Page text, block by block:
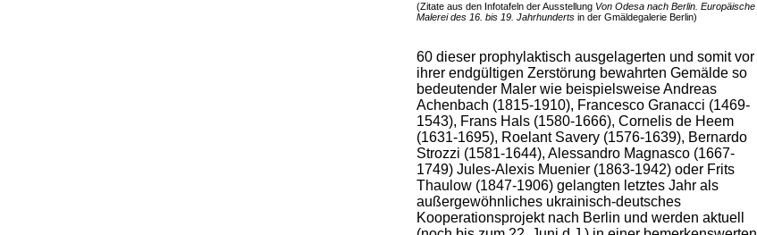
(Zitate aus den Infotafeln der Ausstellung Von Odesa nach Berlin. Europäische
Malerei des 16. bis 19. Jahrhundertsin der Gmäldegalerie Berlin)
60 dieser prophylaktisch ausgelagerten und somit vor
ihrer endgültigen Zerstörung bewahrten Gemälde so
bedeutender Maler wie beispielsweise Andreas
Achenbach (1815-1910), Francesco Granacci (1469-
1543), Frans Hals (1580-1666), Cornelis de Heem
(1631-1695), Roelant Savery (1576-1639), Bernardo
Strozzi (1581-1644), Alessandro Magnasco (1667-
1749) Jules-Alexis Muenier (1863-1942) oder Frits
Thaulow (1847-1906) gelangten letztes Jahr als
außergewöhnliches ukrainisch-deutsches
Kooperationsprojekt nach Berlin und werden aktuell